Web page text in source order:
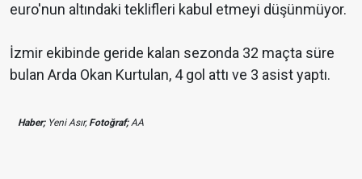
euro'nun altındaki teklifleri kabul etmeyi düşünmüyor.
İzmir ekibinde geride kalan sezonda 32 maçta süre
bulan Arda Okan Kurtulan, 4 gol attı ve 3 asist yaptı.
Haber;Yeni Asır,Fotoğraf;AA